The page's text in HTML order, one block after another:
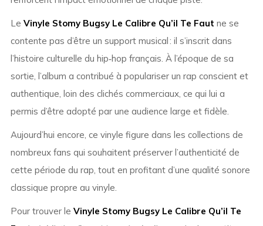
Le Vinyle Stomy Bugsy Le Calibre Qu’il Te Faut ne se
contente pas d’être un support musical : il s’inscrit dans
l’histoire culturelle du hip‑hop français. À l’époque de sa
sortie, l’album a contribué à populariser un rap conscient et
authentique, loin des clichés commerciaux, ce qui lui a
permis d’être adopté par une audience large et fidèle.
Aujourd’hui encore, ce vinyle figure dans les collections de
nombreux fans qui souhaitent préserver l’authenticité de
cette période du rap, tout en profitant d’une qualité sonore
classique propre au vinyle.
Pour trouver le Vinyle Stomy Bugsy Le Calibre Qu’il Te